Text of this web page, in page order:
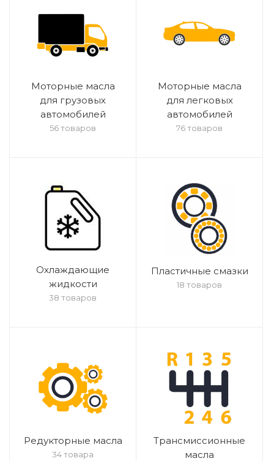
Моторные масла
для грузовых
автомобилей
56 товаров
Моторные масла
для легковых
автомобилей
76 товаров
Охлаждающие
жидкости
38 товаров
Пластичные смазки
18 товаров
Редукторные масла
34 товара
Трансмиссионные
масла